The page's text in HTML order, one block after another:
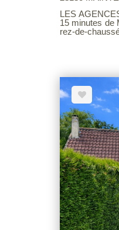
LES
15 minutes de
rez-de-
aménageables
vous
grenier et
supplémentaires. L'ensemble est implanté sur un terrain clos et arboré
m². Contactez nous pour plus d'informations ! Voir page 3 du Barème d'honoraires
consultable